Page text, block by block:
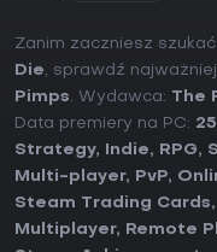
Zanim zaczniesz szukać
Die, sprawdź
Pimps. Wydawca: The
Data premiery na PC:
Strategy, Indie, RPG,
Multi-player, PvP,
Steam Trading Cards,
Multiplayer, Remote